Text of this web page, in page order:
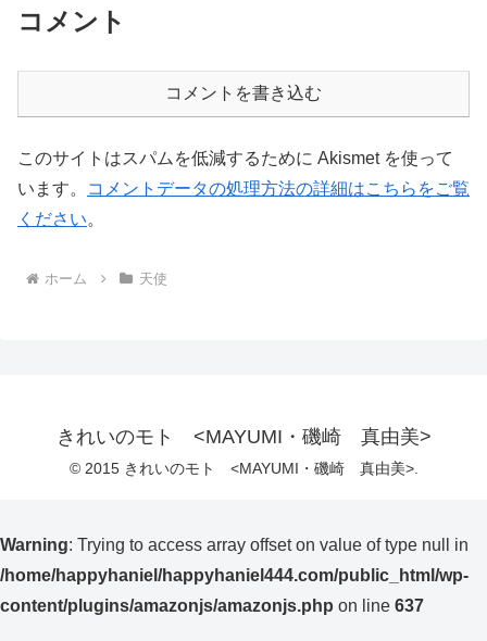
コメント
コメントを書き込む
このサイトはスパムを低減するために Akismet を使って
います。
コメントデータの処理方法の詳細はこちらをご覧
ください。
ホーム 天使
きれいのモト <MAYUMI・磯崎 真由美>
© 2015 きれいのモト <MAYUMI・磯崎 真由美>.
Warning: Trying to access array offset on value of type null in
/home/happyhaniel/happyhaniel444.com/public_html/wp-
content/plugins/amazonjs/amazonjs.php on line 637